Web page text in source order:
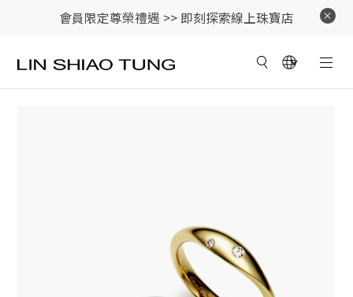
會員限定尊榮禮遇 >> 即刻探索線上珠寶店